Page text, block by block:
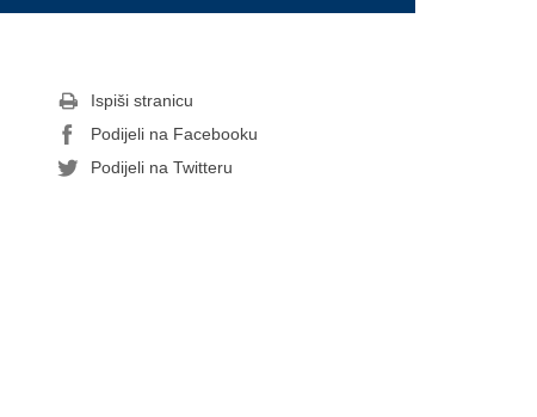
Ispiši stranicu
Podijeli na Facebooku
Podijeli na Twitteru